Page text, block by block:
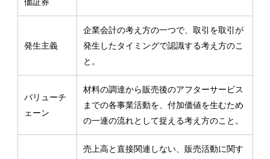
発生主義
企業会計の考え方の一つで、取引を取引が
発生したタイミングで認識する考え方のこ
と。
バリューチ
ェーン
材料の調達から販売後のアフターサービス
までの各事業活動を、付加価値を生むため
の一連の流れとして捉える考え方のこと。
売上高と直接関連しない、販売活動に関す